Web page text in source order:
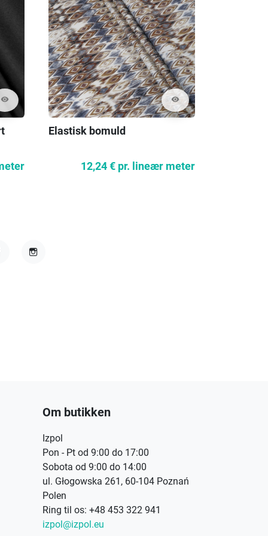
visibility visibility
Elastisk bomuld
12,24 € pr. lineær meter
Om butikken
Izpol
Pon - Pt od 9:00 do 17:00
Sobota od 9:00 do 14:00
ul. Głogowska 261, 60-104 Poznań
Polen
Ring til os: +48 453 322 941
izpol@izpol.eu